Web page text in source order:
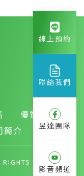
優質房產
簡介
線上預約
聯絡我們
昱達團隊
影音頻道